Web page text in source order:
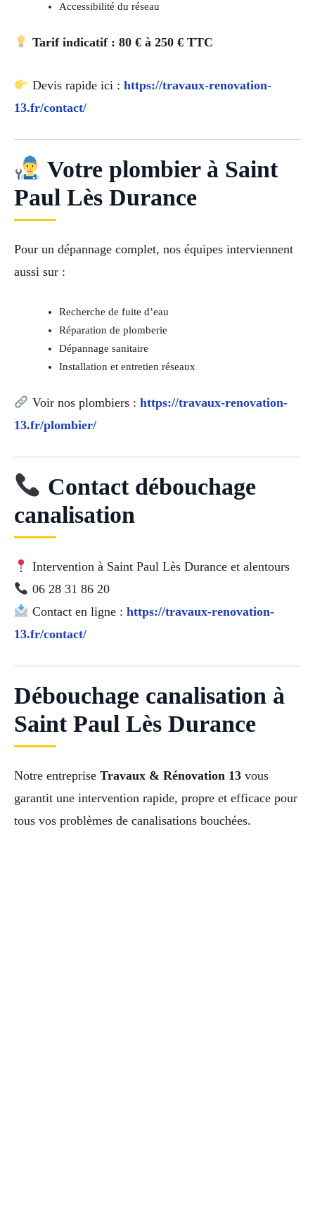
Accessibilité du réseau
Tarif indicatif : 80 € à 250 € TTC
Devis rapide ici : https://travaux-renovation-
13.fr/contact/
Votre plombier à Saint
Paul Lès Durance
Pour un dépannage complet, nos équipes interviennent
aussi sur :
Recherche de fuite d’eau
Réparation de plomberie
Dépannage sanitaire
Installation et entretien réseaux
Voir nos plombiers : https://travaux-renovation-
13.fr/plombier/
Contact débouchage
canalisation
Intervention à Saint Paul Lès Durance et alentours
06 28 31 86 20
Contact en ligne : https://travaux-renovation-
13.fr/contact/
Débouchage canalisation à
Saint Paul Lès Durance
Notre entreprise Travaux & Rénovation 13 vous
garantit une intervention rapide, propre et efficace pour
tous vos problèmes de canalisations bouchées.